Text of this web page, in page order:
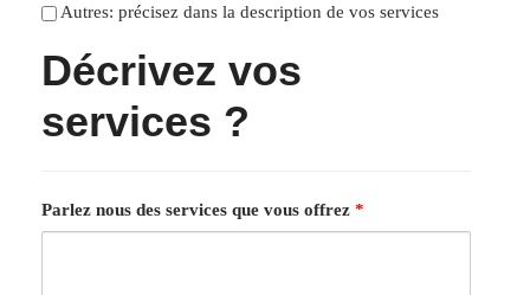
Autres: précisez dans la description de vos services
Décrivez vos
services ?
Parlez nous des services que vous offrez *